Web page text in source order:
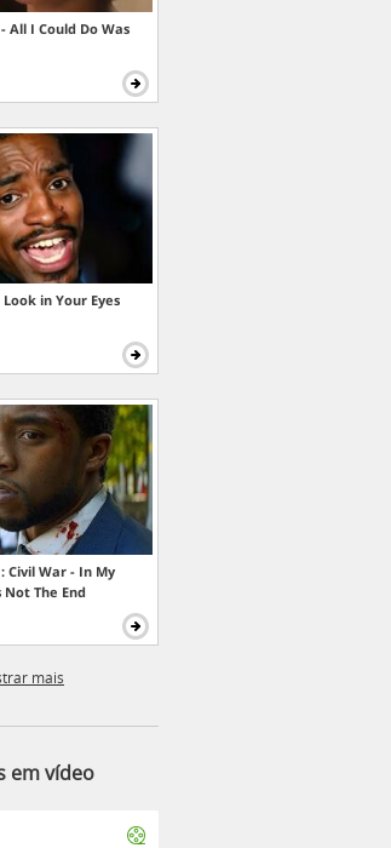
All I Could Do Was
in Your Eyes
Civil War - In My
The End
mais
em vídeo